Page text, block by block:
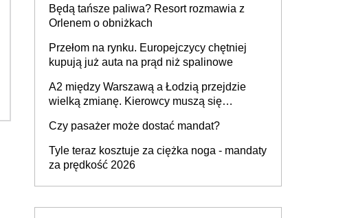
technologią producenta
Będą tańsze paliwa? Resort rozmawia z
Orlenem o obniżkach
Przełom na rynku. Europejczycy chętniej
kupują już auta na prąd niż spalinowe
A2 między Warszawą a Łodzią przejdzie
wielką zmianę. Kierowcy muszą się
Czy pasażer może dostać mandat?
Tyle teraz kosztuje za ciężka noga - mandaty
za prędkość 2026